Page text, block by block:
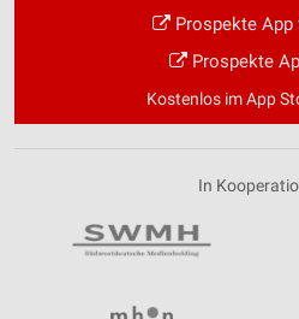
Prospekte App
Prospekte
Kostenlos im App
In